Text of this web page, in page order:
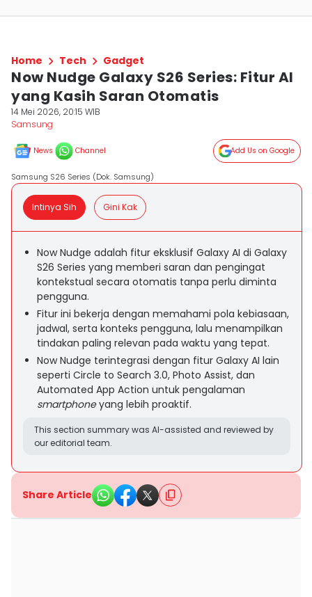
Home Tech Gadget
Now Nudge Galaxy S26 Series: Fitur AI
yang Kasih Saran Otomatis
14 Mei 2026, 20:15 WIB
Samsung
News Channel Add Us on Google
Samsung S26 Series (Dok. Samsung)
Intinya Sih Gini Kak
Now Nudge adalah fitur eksklusif Galaxy AI di Galaxy
S26 Series yang memberi saran dan pengingat
kontekstual secara otomatis tanpa perlu diminta
pengguna.
Fitur ini bekerja dengan memahami pola kebiasaan,
jadwal, serta konteks pengguna, lalu menampilkan
tindakan paling relevan pada waktu yang tepat.
Now Nudge terintegrasi dengan fitur Galaxy AI lain
seperti Circle to Search 3.0, Photo Assist, dan
Automated App Action untuk pengalaman
smartphoneyang lebih proaktif.
This section summary was AI-assisted and reviewed by
our editorial team.
Share Article